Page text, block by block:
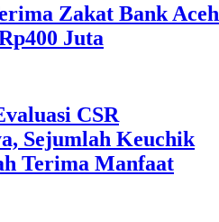
Zakat Bank Aceh
Juta
CSR
Sejumlah Keuchik
Terima Manfaat